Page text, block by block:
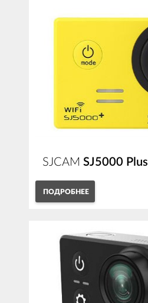
SJCAM SJ5000 Plus
ПОДРОБНЕЕ